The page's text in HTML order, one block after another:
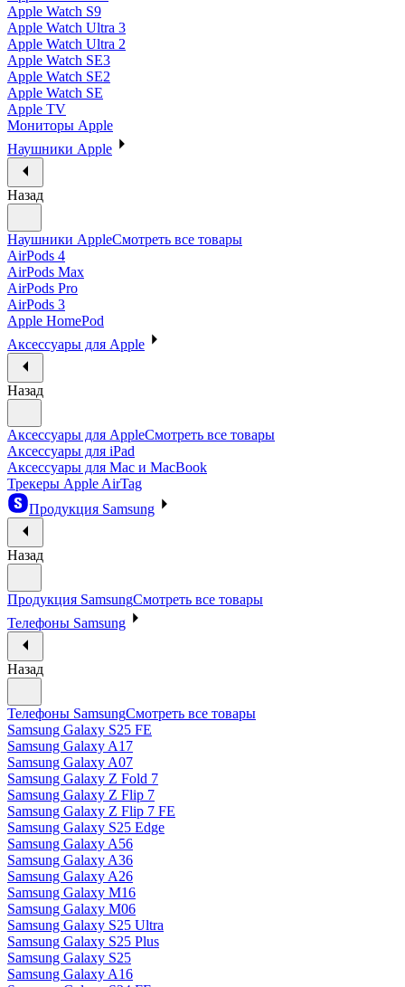
Apple Watch S9
Apple Watch Ultra 3
Apple Watch Ultra 2
Apple Watch SE3
Apple Watch SE2
Apple Watch SE
Apple TV
Мониторы Apple
Наушники Apple
Назад
Наушники AppleСмотреть все товары
AirPods 4
AirPods Max
AirPods Pro
AirPods 3
Apple HomePod
Аксессуары для Apple
Назад
Аксессуары для AppleСмотреть все товары
Аксессуары для iPad
Аксессуары для Mac и MacBook
Трекеры Apple AirTag
Продукция Samsung
Назад
Продукция SamsungСмотреть все товары
Телефоны Samsung
Назад
Телефоны SamsungСмотреть все товары
Samsung Galaxy S25 FE
Samsung Galaxy A17
Samsung Galaxy A07
Samsung Galaxy Z Fold 7
Samsung Galaxy Z Flip 7
Samsung Galaxy Z Flip 7 FE
Samsung Galaxy S25 Edge
Samsung Galaxy A56
Samsung Galaxy A36
Samsung Galaxy A26
Samsung Galaxy M16
Samsung Galaxy M06
Samsung Galaxy S25 Ultra
Samsung Galaxy S25 Plus
Samsung Galaxy S25
Samsung Galaxy A16